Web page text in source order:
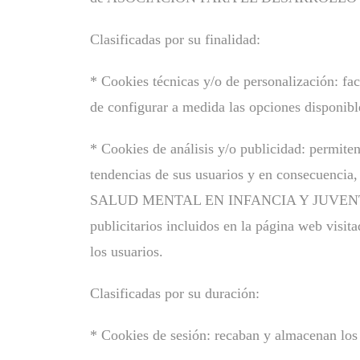
Clasificadas por su finalidad:
* Cookies técnicas y/o de personalización:
de configurar a medida las opciones
* Cookies de análisis y/o publicidad:
tendencias de sus usuarios y en
SALUD MENTAL EN INFANCIA Y
publicitarios incluidos en la página web
los usuarios.
Clasificadas por su duración:
* Cookies de sesión: recaban y almacenan